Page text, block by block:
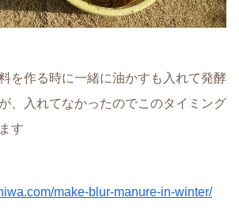
を作る時に一緒に油かすも入れて発酵
、入れてなかったのでこのタイミング
す
make-blur-manure-in-winter/